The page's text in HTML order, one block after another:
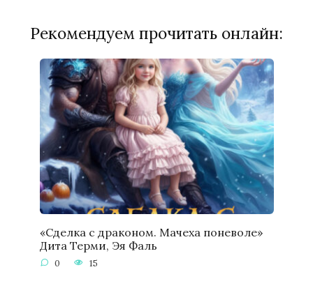
Рекомендуем прочитать онлайн:
«Сделка с драконом. Мачеха поневоле»
Дита Терми, Эя Фаль
0 15